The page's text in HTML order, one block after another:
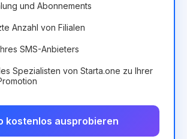
und Abonnements
Anzahl von Filialen
SMS-Anbieters
Spezialisten von Starta.one zu Ihrer
kostenlos ausprobieren